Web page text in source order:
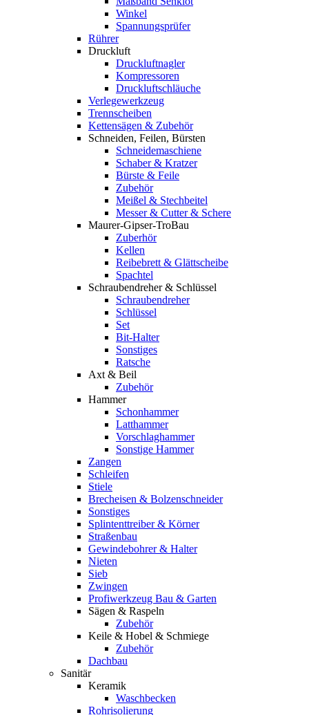
Winkel
Spannungsprüfer
Rührer
Druckluft
Druckluftnagler
Kompressoren
Druckluftschläuche
Verlegewerkzeug
Trennscheiben
Kettensägen & Zubehör
Schneiden, Feilen, Bürsten
Schneidemaschiene
Schaber & Kratzer
Bürste & Feile
Zubehör
Meißel & Stechbeitel
Messer & Cutter & Schere
Maurer-Gipser-TroBau
Zuberhör
Kellen
Reibebrett & Glättscheibe
Spachtel
Schraubendreher & Schlüssel
Schraubendreher
Schlüssel
Set
Bit-Halter
Sonstiges
Ratsche
Axt & Beil
Zubehör
Hammer
Schonhammer
Latthammer
Vorschlaghammer
Sonstige Hammer
Zangen
Schleifen
Stiele
Brecheisen & Bolzenschneider
Sonstiges
Splintenttreiber & Körner
Straßenbau
Gewindebohrer & Halter
Nieten
Sieb
Zwingen
Profiwerkzeug Bau & Garten
Sägen & Raspeln
Zubehör
Keile & Hobel & Schmiege
Zubehör
Dachbau
Sanitär
Keramik
Waschbecken
Rohrisolierung